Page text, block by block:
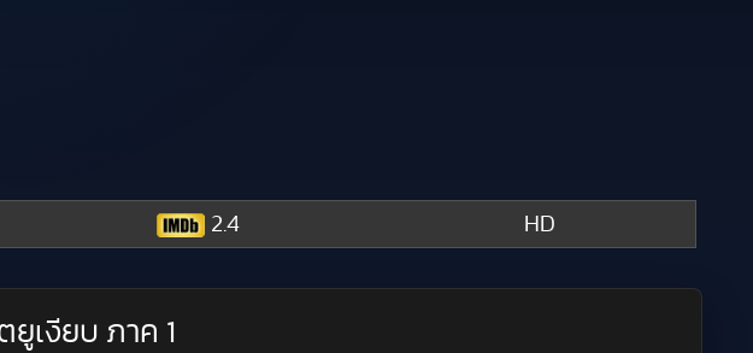
2.4 HD
เงียบ ภาค 1